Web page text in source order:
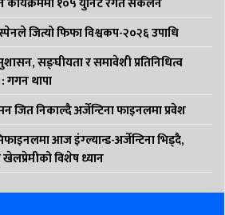
जित्यो फिफा विश्वकप-२०२६ उपाधि
सङ्घीयता र समावेशी प्रतिनिधित्व
गगन थापा
जित निकाल्दै अर्जेन्टिना फाइनलमा प्रवेश
आज इंग्ल्यान्ड-अर्जेन्टिना भिड्दै,
विशेष ध्यान